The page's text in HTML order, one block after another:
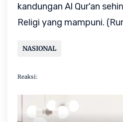
kandungan Al Qur'an
Religi yang mampuni.
NASIONAL
Reaksi: